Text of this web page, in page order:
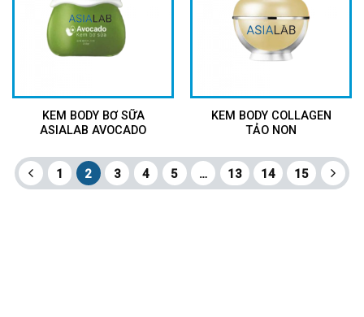
KEM BODY BƠ SỮA
ASIALAB AVOCADO
KEM BODY COLLAGEN
TẢO NON
1 2 3 4 5 … 13 14 15